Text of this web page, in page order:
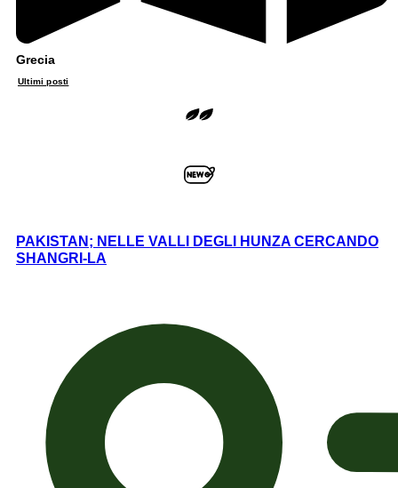
Grecia
Ultimi posti
PAKISTAN; NELLE VALLI DEGLI HUNZA CERCANDO
SHANGRI-LA